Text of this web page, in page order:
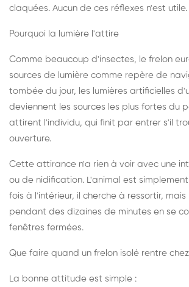
claquées. Aucun de ces réflexes n'est utile.
Pourquoi la lumière l'attire
Comme beaucoup d'insectes, le frelon
sources de lumière comme repère de
tombée du jour, les lumières artificielles
deviennent les sources les plus fortes du
attirent l'individu, qui finit par entrer s'il
ouverture.
Cette attirance n'a rien à voir avec une
ou de nidification. L'animal est
fois à l'intérieur, il cherche à ressortir,
pendant des dizaines de minutes en se
fenêtres fermées.
Que faire quand un frelon isolé rentre
La bonne attitude est simple :